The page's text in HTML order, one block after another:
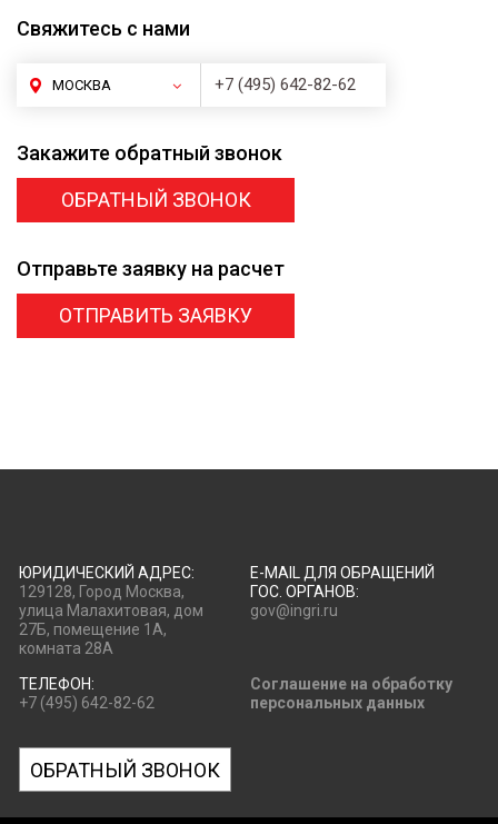
Свяжитесь с нами
МОСКВА +7 (495) 642-82-62
Закажите обратный звонок
ОБРАТНЫЙ ЗВОНОК
Отправьте заявку на расчет
ОТПРАВИТЬ ЗАЯВКУ
ЮРИДИЧЕСКИЙ АДРЕС:
129128, Город Москва,
улица Малахитовая, дом
27Б, помещение 1А,
комната 28А
E-MAIL ДЛЯ ОБРАЩЕНИЙ
ГОС. ОРГАНОВ:
gov@ingri.ru
ТЕЛЕФОН:
+7 (495) 642-82-62
Соглашение на обработку
персональных данных
ОБРАТНЫЙ ЗВОНОК